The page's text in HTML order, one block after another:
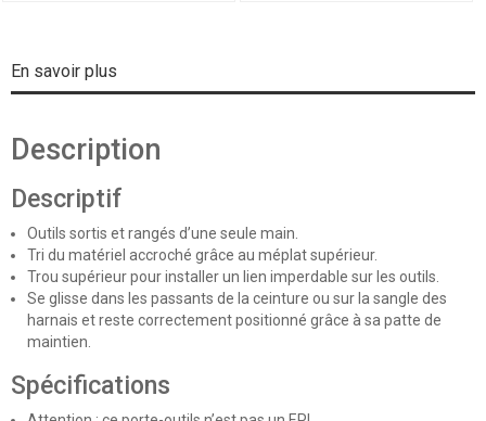
En savoir plus
Description
Descriptif
Outils sortis et rangés d’une seule main.
Tri du matériel accroché grâce au méplat supérieur.
Trou supérieur pour installer un lien imperdable sur les outils.
Se glisse dans les passants de la ceinture ou sur la sangle des
harnais et reste correctement positionné grâce à sa patte de
maintien.
Spécifications